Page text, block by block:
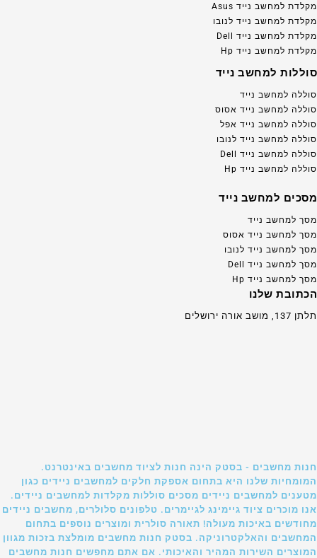
מקלדת למחשב נייד Asus
מקלדת למחשב נייד לנובו
מקלדת למחשב נייד Dell
מקלדת למחשב נייד Hp
סוללות למחשב נייד
סוללה למחשב נייד
סוללה למחשב נייד אסוס
סוללה למחשב נייד אפל
סוללה למחשב נייד לנובו
סוללה למחשב נייד Dell
סוללה למחשב נייד Hp
מסכים למחשב נייד
מסך למחשב נייד
מסך למחשב נייד אסוס
מסך למחשב נייד לנובו
מסך למחשב נייד Dell
מסך למחשב נייד Hp
הכתובת שלנו
תלתן 137, מושב אורה ירושלים
חנות מחשבים - בסטק הינה חנות לציוד מחשבים באינטרנט.
המומחיות שלנו היא בתחום אספקת חלקים למחשבים ניידים כגון
מטענים למחשבים ניידים מסכים סוללות מקלדות למחשבים ניידים.
אנו מוכרים ציוד גיימינג לגיימרים. טלפונים סלולרים, מחשבים ניידים
מחודשים באיכות מעולה! תאורה סולרית ומוצרים נוספים בתחום
המחשבים והאלקטרוניקה. בסטק חנות מחשבים מומלצת בזכות מגוון
המוצרים השירות המהיר והאיכותי. אם אתם מחפשים חנות מחשבים